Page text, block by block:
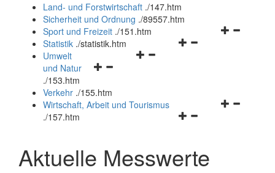
und
schließen
Land- und Forstwirtschaft ./147.htm
Sicherheit und Ordnung ./89557.htm
Navigationsmenü
Sport und Freizeit ./151.htm
Navigationsmenü
Statistik ./statistik.htm
Navigationsmenü
und
schließen
Umwelt
und Natur
./153.htm
Verkehr ./155.htm
Navigationsmenü
schließen
Wirtschaft, Arbeit und Tourismus
./157.htm
Aktuelle Messwerte